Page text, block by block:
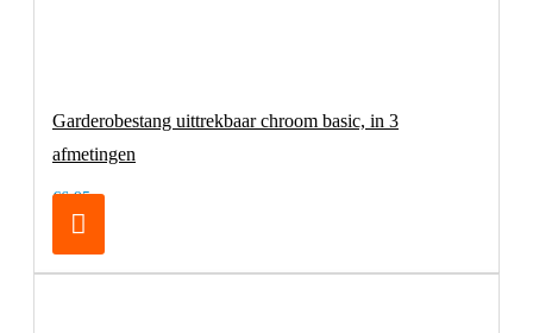
Garderobestang uittrekbaar chroom basic, in 3
afmetingen
€6,95